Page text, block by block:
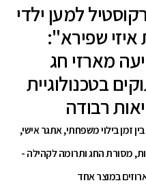
למען ילדי
איזי שפירא":
מארזי חג
בטכנולוגיית
רבודה
זמן בילוי משפחתי, אתגר אישי,
מסורת החג ותרומה לקהילה -
במוצר אחד